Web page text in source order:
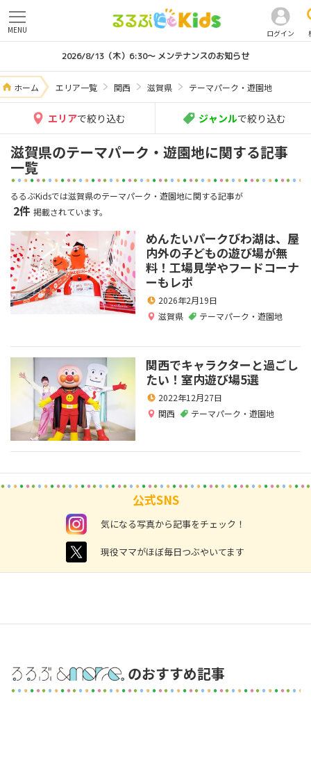
ログイン
MENU
2026/8/13（木）6:30～ メンテナンスのお知らせ
ホーム エリア一覧 関西 滋賀県 テーマパーク・遊園地
エリアで絞り込む ジャンルで絞り込む
滋賀県のテーマパーク・遊園地に関する記事
一覧
るるぶKidsでは滋賀県のテーマパーク・遊園地に関する記事が
2件 掲載されています。
めんたいパークびわ湖は、屋
内外の子どもの遊び場が無
料！工場見学やフードコーナ
ーもレポ
2026年2月19日
滋賀県
テーマパーク・遊園地
関西でキャラクターと過ごし
たい！室内遊び場5選
2022年12月27日
関西
テーマパーク・遊園地
公式SNS
instagram 気になる写真から記事をチェック！
twitter 現役ママがほぼ毎日つぶやいてます
のおすすめ記事